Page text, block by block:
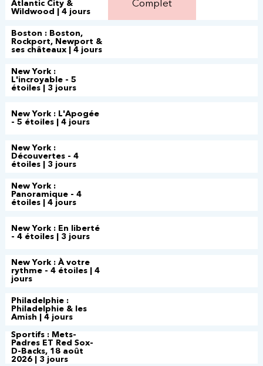
Atlantic City &
Wildwood | 4 jours
Boston : Boston,
Rockport, Newport &
ses châteaux | 4 jours
New York :
L'incroyable - 5
étoiles | 3 jours
New York : L'Apogée
- 5 étoiles | 4 jours
New York :
Découvertes - 4
étoiles | 3 jours
New York :
Panoramique - 4
étoiles | 4 jours
New York : En liberté
- 4 étoiles | 3 jours
New York : À votre
rythme - 4 étoiles | 4
jours
Philadelphie :
Philadelphie & les
Amish | 4 jours
Sportifs : Mets-
Padres ET Red Sox-
D-Backs, 18 août
2026 | 3 jours
Complet